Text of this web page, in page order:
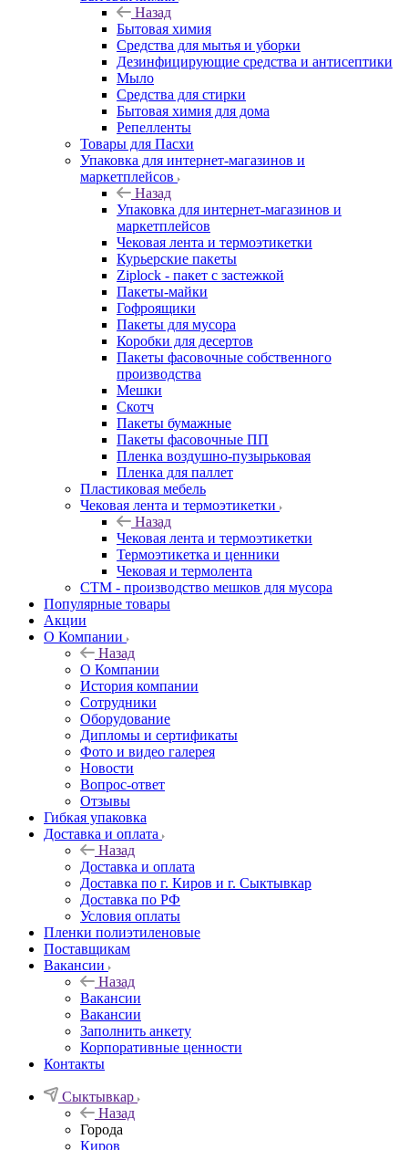
Назад
Бытовая химия
Средства для мытья и уборки
Дезинфицирующие средства и антисептики
Мыло
Средства для стирки
Бытовая химия для дома
Репелленты
Товары для Пасхи
Упаковка для интернет-магазинов и
маркетплейсов
Назад
Упаковка для интернет-магазинов и
маркетплейсов
Чековая лента и термоэтикетки
Курьерские пакеты
Ziplock - пакет с застежкой
Пакеты-майки
Гофроящики
Пакеты для мусора
Коробки для десертов
Пакеты фасовочные собственного
производства
Мешки
Скотч
Пакеты бумажные
Пакеты фасовочные ПП
Пленка воздушно-пузырьковая
Пленка для паллет
Пластиковая мебель
Чековая лента и термоэтикетки
Назад
Чековая лента и термоэтикетки
Термоэтикетка и ценники
Чековая и термолента
СТМ - производство мешков для мусора
Популярные товары
Акции
О Компании
Назад
О Компании
История компании
Сотрудники
Оборудование
Дипломы и сертификаты
Фото и видео галерея
Новости
Вопрос-ответ
Отзывы
Гибкая упаковка
Доставка и оплата
Назад
Доставка и оплата
Доставка по г. Киров и г. Сыктывкар
Доставка по РФ
Условия оплаты
Пленки полиэтиленовые
Поставщикам
Вакансии
Назад
Вакансии
Вакансии
Заполнить анкету
Корпоративные ценности
Контакты
Сыктывкар
Назад
Города
Киров